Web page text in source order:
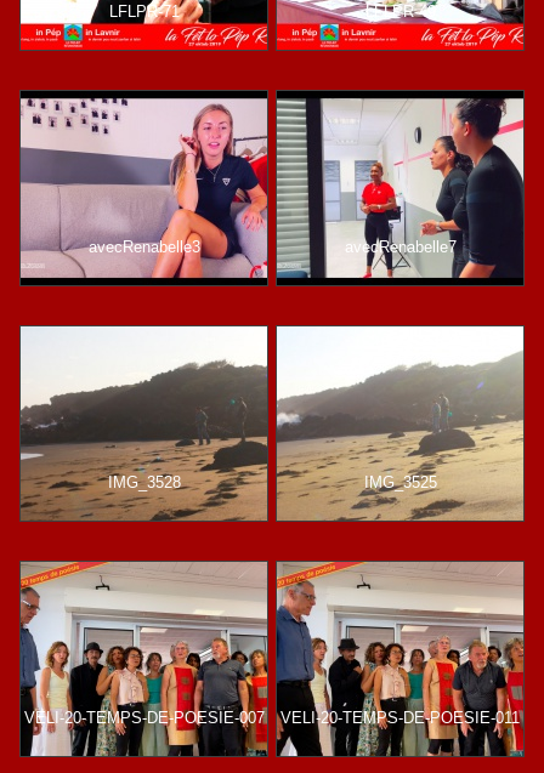
LFLPR-71 LFLPR-49
avecRenabelle3 avecRenabelle7
IMG_3528 IMG_3525
VELI-20-TEMPS-DE-POESIE-007 VELI-20-TEMPS-DE-POESIE-011